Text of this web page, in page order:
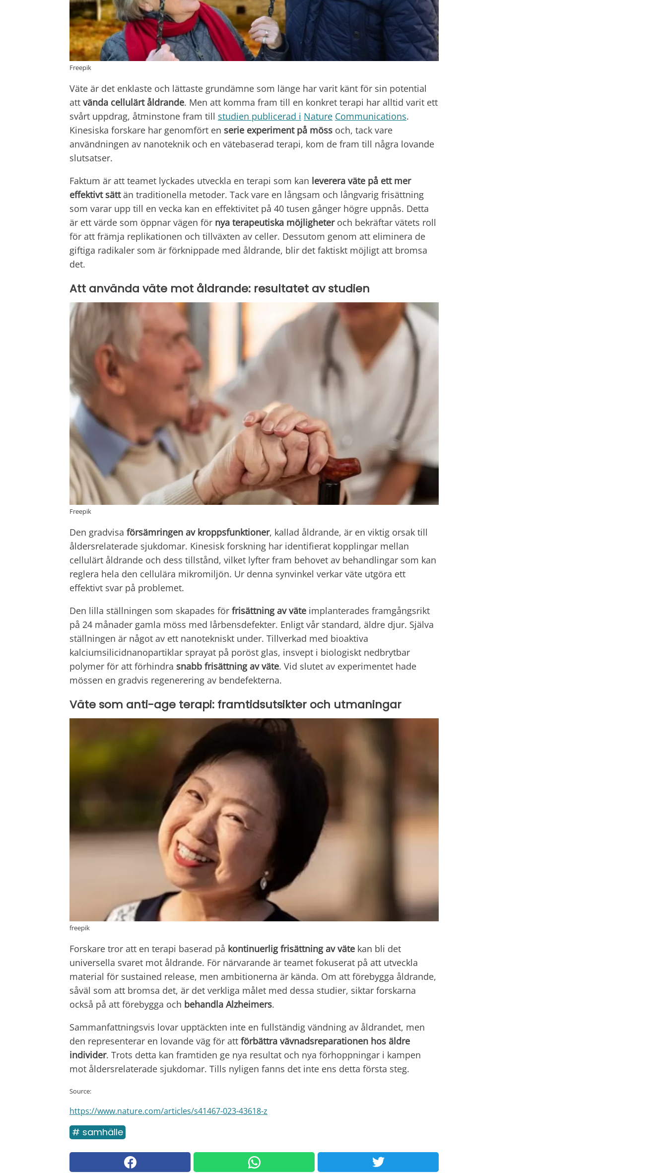
Freepik
Väte är det enklaste och lättaste grundämne som länge har varit känt för sin potential
att vända cellulärt åldrande. Men att komma fram till en konkret terapi har alltid varit ett
svårt uppdrag, åtminstone fram till studien publicerad i Nature Communications.
Kinesiska forskare har genomfört en serie experiment på möss och, tack vare
användningen av nanoteknik och en vätebaserad terapi, kom de fram till några lovande
slutsatser.
Faktum är att teamet lyckades utveckla en terapi som kan leverera väte på ett mer
effektivt sättän traditionella metoder. Tack vare en långsam och långvarig frisättning
som varar upp till en vecka kan en effektivitet på 40 tusen gånger högre uppnås. Detta
är ett värde som öppnar vägen för nya terapeutiska möjligheteroch bekräftar vätets roll
för att främja replikationen och tillväxten av celler. Dessutom genom att eliminera de
giftiga radikaler som är förknippade med åldrande, blir det faktiskt möjligt att bromsa
det.
Att använda väte mot åldrande: resultatet av studien
Freepik
Den gradvisa försämringen av kroppsfunktioner, kallad åldrande, är en viktig orsak till
åldersrelaterade sjukdomar. Kinesisk forskning har identifierat kopplingar mellan
cellulärt åldrande och dess tillstånd, vilket lyfter fram behovet av behandlingar som kan
reglera hela den cellulära mikromiljön. Ur denna synvinkel verkar väte utgöra ett
effektivt svar på problemet.
Den lilla ställningen som skapades för frisättning av väte implanterades framgångsrikt
på 24 månader gamla möss med lårbensdefekter. Enligt vår standard, äldre djur. Själva
ställningen är något av ett nanotekniskt under. Tillverkad med bioaktiva
kalciumsilicidnanopartiklar sprayat på poröst glas, insvept i biologiskt nedbrytbar
polymer för att förhindra snabb frisättning av väte. Vid slutet av experimentet hade
mössen en gradvis regenerering av bendefekterna.
Väte som anti-age terapi: framtidsutsikter och utmaningar
freepik
Forskare tror att en terapi baserad på kontinuerlig frisättning av väte kan bli det
universella svaret mot åldrande. För närvarande är teamet fokuserat på att utveckla
material för sustained release, men ambitionerna är kända. Om att förebygga åldrande,
såväl som att bromsa det, är det verkliga målet med dessa studier, siktar forskarna
också på att förebygga och behandla Alzheimers.
Sammanfattningsvis lovar upptäckten inte en fullständig vändning av åldrandet, men
den representerar en lovande väg för att förbättra vävnadsreparationen hos äldre
individer. Trots detta kan framtiden ge nya resultat och nya förhoppningar i kampen
mot åldersrelaterade sjukdomar. Tills nyligen fanns det inte ens detta första steg.
Source:
https://www.nature.com/articles/s41467-023-43618-z
# samhälle